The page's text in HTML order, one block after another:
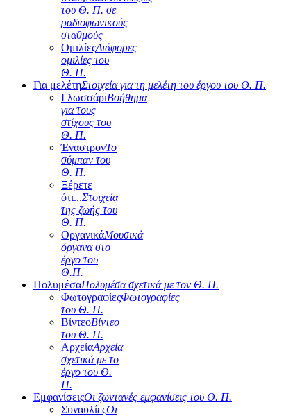
του Θ. Π. σε
ραδιοφωνικούς
σταθμούς
ΟμιλίεςΔιάφορες
ομιλίες του
Θ. Π.
Για μελέτηΣτοιχεία για τη μελέτη του έργου του Θ. Π.
ΓλωσσάριΒοήθημα
για τους
στίχους του
Θ. Π.
ΈναστρονΤο
σύμπαν του
Θ. Π.
Ξέρετε
ότι...Στοιχεία
της ζωής του
Θ. Π.
ΟργανικάΜουσικά
όργανα στο
έργο του
Θ.Π.
ΠολυμέσαΠολυμέσα σχετικά με τον Θ. Π.
ΦωτογραφίεςΦωτογραφίες
του Θ. Π.
ΒίντεοΒίντεο
του Θ. Π.
ΑρχείαΑρχεία
σχετικά με το
έργο του Θ.
Π.
ΕμφανίσειςΟι ζωντανές εμφανίσεις του Θ. Π.
ΣυναυλίεςΟι